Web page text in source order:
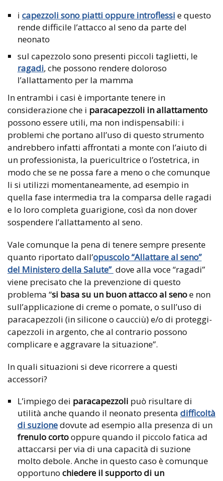
i capezzoli sono piatti oppure introflessi e questo
rende difficile l’attacco al seno da parte del
neonato
sul capezzolo sono presenti piccoli taglietti, le
ragadi, che possono rendere doloroso
l’allattamento per la mamma
In entrambi i casi è importante tenere in
considerazione che i paracapezzoli in allattamento
possono essere utili, ma non indispensabili: i
problemi che portano all’uso di questo strumento
andrebbero infatti affrontati a monte con l’aiuto di
un professionista, la puericultrice o l’ostetrica, in
modo che se ne possa fare a meno o che comunque
li si utilizzi momentaneamente, ad esempio in
quella fase intermedia tra la comparsa delle ragadi
e lo loro completa guarigione, così da non dover
sospendere l’allattamento al seno.
Vale comunque la pena di tenere sempre presente
quanto riportato dall’opuscolo “Allattare al seno”
del Ministero della Salute” dove alla voce “ragadi”
viene precisato che la prevenzione di questo
problema “si basa su un buon attacco al senoe non
sull’applicazione di creme o pomate, o sull’uso di
paracapezzoli (in silicone o caucciù) e/o di proteggi-
capezzoli in argento, che al contrario possono
complicare e aggravare la situazione”.
In quali situazioni si deve ricorrere a questi
accessori?
L’impiego dei paracapezzoli può risultare di
utilità anche quando il neonato presenta difficoltà
di suzionedovute ad esempio alla presenza di un
frenulo cortooppure quando il piccolo fatica ad
attaccarsi per via di una capacità di suzione
molto debole. Anche in questo caso è comunque
opportuno chiedere il supporto di un